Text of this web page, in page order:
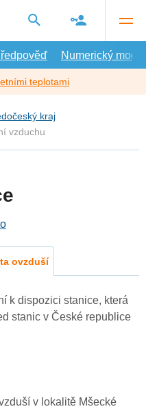
Numerický model
teplotami
kraj
vzduchu
ovzduší
k dispozici stanice, která
stanic v České republice
v lokalitě Mšecké